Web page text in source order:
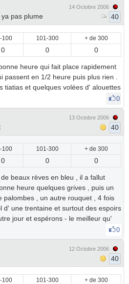
pas plume
14 Octobre 2006
40
100 101-300 + de 300
0 0 0
heure qui fait place rapidement
passent en 1/2 heure puis plus rien .
tiatias et quelques volées d' alouettes
0
13 Octobre 2006
40
100 101-300 + de 300
0 0 0
beaux rèves en bleu , il a fallut
heure quelques grives , puis un
palombes , un autre rouquet , 4 fois
d' une trentaine et surtout des espoirs
jour et espérons - le meilleur qu'
0
12 Octobre 2006
40
100 101-300 + de 300